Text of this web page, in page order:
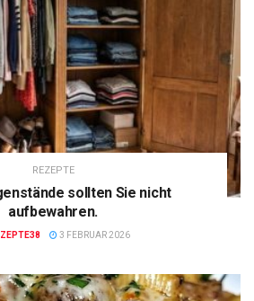
REZEPTE
sollten Sie nicht
aufbewahren.
3 FEBRUAR 2026